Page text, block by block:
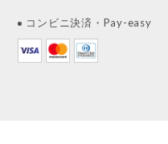
コンビニ決済・Pay-easy